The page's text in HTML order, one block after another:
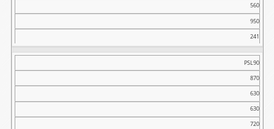
560
950
241
PSL90
870
630
630
720